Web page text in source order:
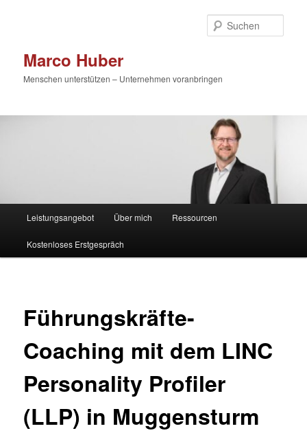
Marco Huber
Menschen unterstützen – Unternehmen voranbringen
Leistungsangebot Über mich Ressourcen
Kostenloses Erstgespräch
Führungskräfte-
Coaching mit dem LINC
Personality Profiler
(LLP) in Muggensturm